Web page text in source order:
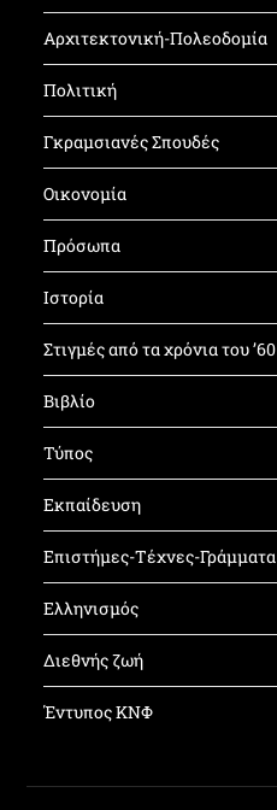
Αρχιτεκτονική-Πολεοδομία
Πολιτική
Γκραμσιανές Σπουδές
Οικονομία
Πρόσωπα
Ιστορία
Στιγμές από τα χρόνια του ’60
Βιβλίο
Τύπος
Εκπαίδευση
Επιστήμες-Τέχνες-Γράμματα
Ελληνισμός
Διεθνής ζωή
Έντυπος ΚΝΦ